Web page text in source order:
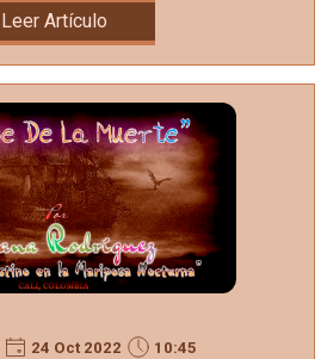
Leer Artículo
24 Oct 2022
10:45